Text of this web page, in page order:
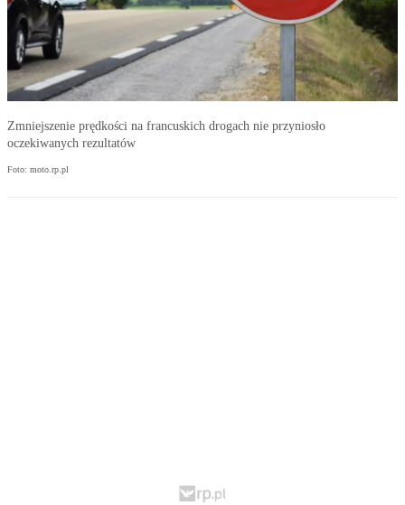
Zmniejszenie prędkości na francuskich drogach nie przyniosło
oczekiwanych rezultatów
Foto: moto.rp.pl